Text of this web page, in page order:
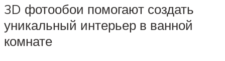
3D фотообои помогают создать
уникальный интерьер в ванной
комнате